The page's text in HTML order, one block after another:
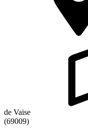
de Vaise
(69009)